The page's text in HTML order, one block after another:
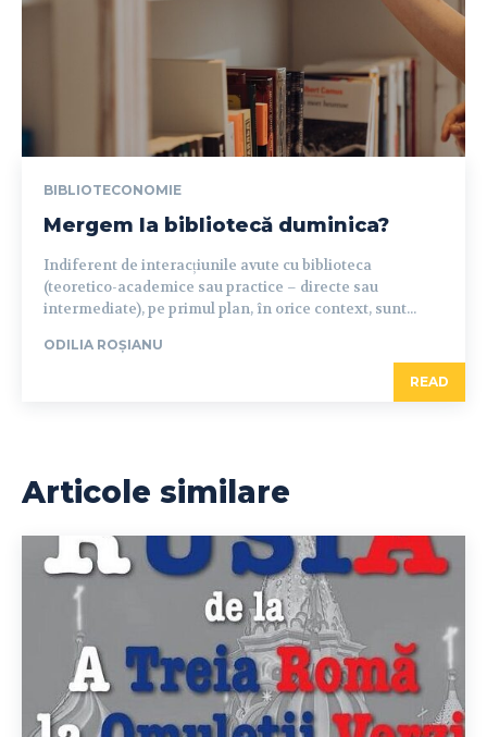
BIBLIOTECONOMIE
Mergem la bibliotecă duminica?
Indiferent de interacțiunile avute cu biblioteca
(teoretico-academice sau practice – directe sau
intermediate), pe primul plan, în orice context, sunt...
ODILIA ROȘIANU
READ
Articole similare